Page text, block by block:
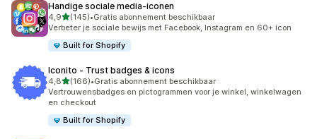
Handige sociale media‑iconen
4,9van 5 sterren
(145)
145 recensies in totaal
•Gratis abonnement beschikbaar
Verbeter je sociale bewijs met Facebook, Instagram en 60+ icon
Built for Shopify
Iconito ‑ Trust badges & icons
4,8van 5 sterren
(166)
166 recensies in totaal
•Gratis abonnement beschikbaar
Vertrouwensbadges en pictogrammen voor je winkel, winkelwagen
en checkout
Built for Shopify